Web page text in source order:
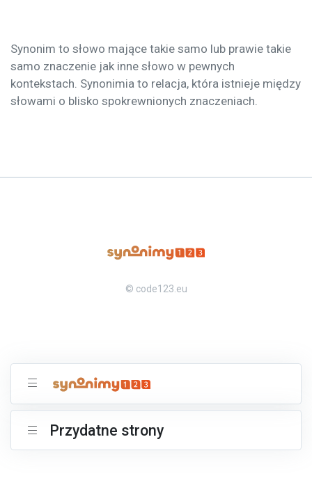
Synonim to słowo mające takie samo lub prawie takie
samo znaczenie jak inne słowo w pewnych
kontekstach. Synonimia to relacja, która istnieje między
słowami o blisko spokrewnionych znaczeniach.
© code123.eu
Przydatne strony